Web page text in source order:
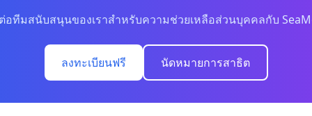
อทีมสนับสนุนของเราสำหรับความช่วยเหลือส่วนบุคคลกับ
ลงทะเบียนฟรี นัดหมายการสาธิต